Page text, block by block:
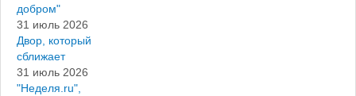
добром"
31 июль 2026
Двор, который
сближает
31 июль 2026
"Неделя.ru",